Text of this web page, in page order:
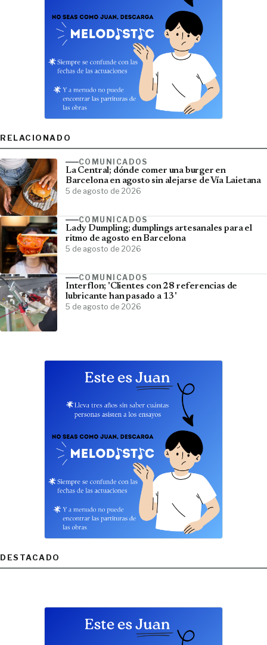
RELACIONADO
COMUNICADOS
La Central; dónde comer una burger en
Barcelona en agosto sin alejarse de Vía Laietana
5 de agosto de 2026
COMUNICADOS
Lady Dumpling; dumplings artesanales para el
ritmo de agosto en Barcelona
5 de agosto de 2026
COMUNICADOS
Interflon; 'Clientes con 28 referencias de
lubricante han pasado a 13'
5 de agosto de 2026
DESTACADO